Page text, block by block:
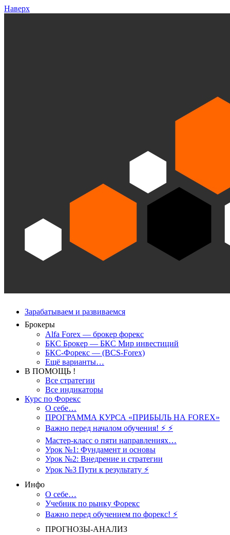
Наверх
Зарабатываем и развиваемся
Брокеры
Alfa Forex — брокер форекс
БКС Брокер — БКС Мир инвестиций
БКС-Форекс — (BCS-Forex)
Ещё варианты…
В ПОМОЩЬ !
Все стратегии
Все индикаторы
Курс по Форекс
О себе…
ПРОГРАММА КУРСА «ПРИБЫЛЬ НА FOREX»
Важно перед началом обучения! ⚡ ⚡
Мастер-класс о пяти направлениях…
Урок №1: Фундамент и основы
Урок №2: Внедрение и стратегии
Урок №3 Пути к результату ⚡️
Инфо
О себе…
Учебник по рынку Форекс
Важно перед обучением по форекс! ⚡
ПРОГНОЗЫ-АНАЛИЗ